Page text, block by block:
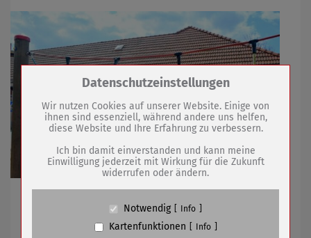
Zum Betrieb der Seite notwendige Cookies /
Name
PHP Session Cookie
Anbieter
Eigentümer dieser Website (Wenko-
Wenselaar GmbH & Co. KG)
Absicherung Kontaktformular / SPAM
Datenschutzeinstellungen
Wir nutzen Cookies auf unserer Website. Einige von
ihnen sind essenziell, während andere uns helfen,
diese Website und Ihre Erfahrung zu verbessern.
Ich bin damit einverstanden und kann meine
Einwilligung jederzeit mit Wirkung für die Zukunft
widerrufen oder ändern.
Notwendig Info
Kartenfunktionen Info